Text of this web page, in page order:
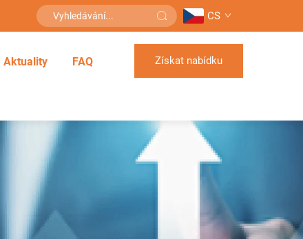
CS
Aktuality FAQ Získat nabídku